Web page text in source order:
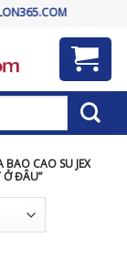
CAO SU JEX
Ở ĐÂU”